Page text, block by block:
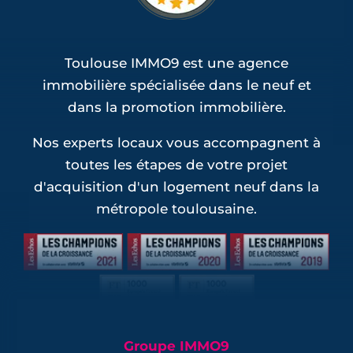
Programmes Jeanbrun Saint-Sauveur (1)
Toulouse IMMO9 est une agence
immobilière spécialisée dans le neuf et
dans la promotion immobilière.
Nos experts locaux vous accompagnent à
toutes les étapes de votre projet
d'acquisition d'un logement neuf dans la
métropole toulousaine.
Groupe IMMO9